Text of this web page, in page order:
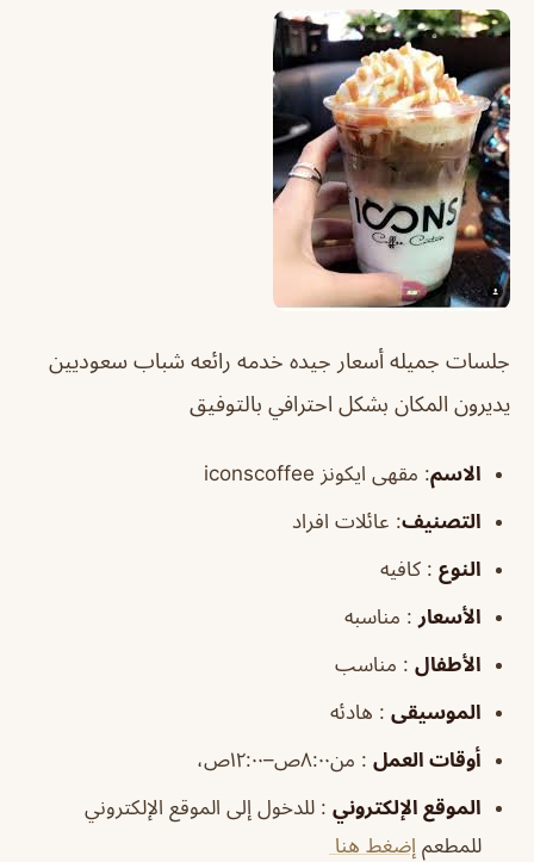
جلسات جميله أسعار جيده خدمه رائعه شباب سعوديين
يديرون المكان بشكل احترافي بالتوفيق
الاسم: مقهى ايكونز iconscoffee
التصنيف: عائلات افراد
النوع : كافيه
الأسعار : مناسبه
الأطفال : مناسب
الموسيقى : هادئه
أوقات العمل : من٨:٠٠ص–١٢:٠٠ص،
الموقع الإلكتروني : للدخول إلى الموقع الإلكتروني
للمطعم إضغط هنا